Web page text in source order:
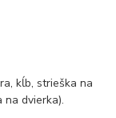
kĺb, strieška na
na dvierka).